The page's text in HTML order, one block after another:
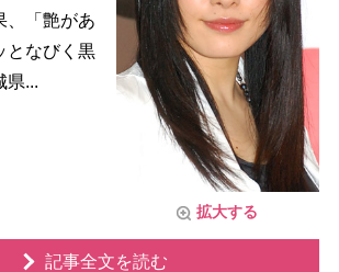
拡大する
、「艶があ
となびく黒
県...
記事全文を読む